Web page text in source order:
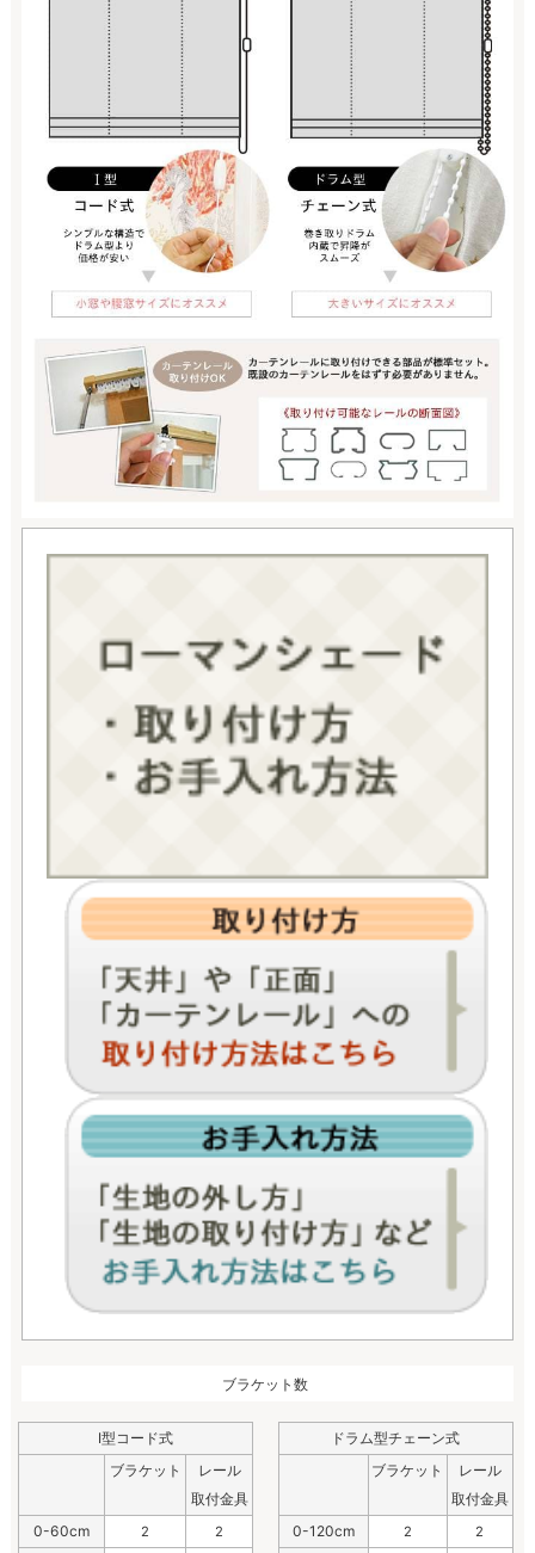
ブラケット数
I型コード式
ブラケット
レール
取付金具
0-60cm
2 2
ドラム型チェーン式
ブラケット
レール
取付金具
0-120cm
2 2